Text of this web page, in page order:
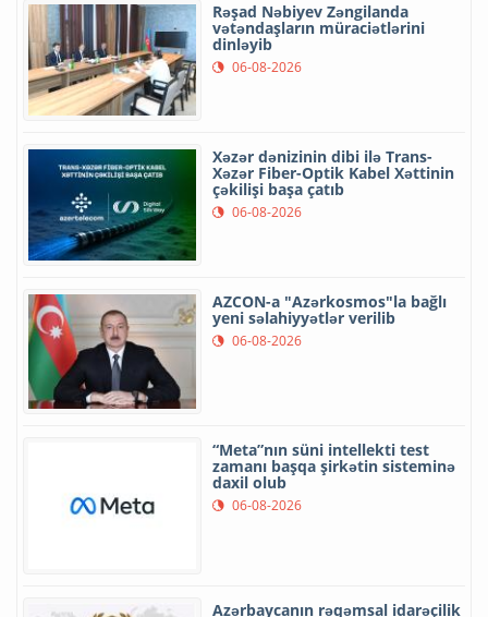
Rəşad Nəbiyev Zəngilanda
vətəndaşların müraciətlərini
dinləyib
06-08-2026
Xəzər dənizinin dibi ilə Trans-
Xəzər Fiber-Optik Kabel Xəttinin
çəkilişi başa çatıb
06-08-2026
AZCON-a "Azərkosmos"la bağlı
yeni səlahiyyətlər verilib
06-08-2026
“Meta”nın süni intellekti test
zamanı başqa şirkətin sisteminə
daxil olub
06-08-2026
Azərbaycanın rəqəmsal idarəçilik